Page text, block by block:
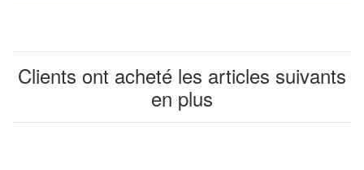
Clients ont acheté les articles suivants
en plus